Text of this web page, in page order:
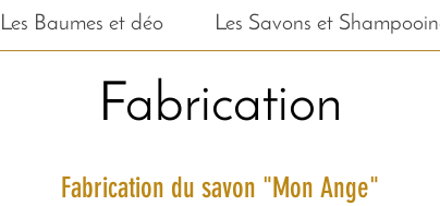
Les Baumes et déo Les Savons et
Fabrication
Fabrication du savon "Mon Ange"